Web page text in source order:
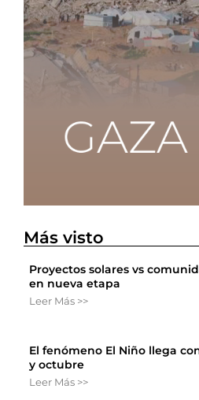
Más visto
Proyectos solares vs
en nueva etapa
Leer Más >>
El fenómeno El Niño llega
y octubre
Leer Más >>